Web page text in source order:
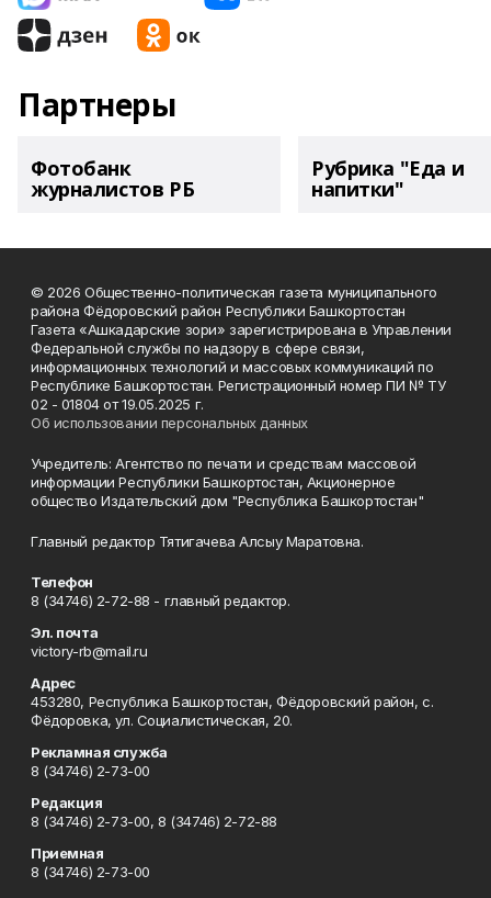
Партнеры
Фотобанк
журналистов РБ
Рубрика "Еда и
напитки"
© 2026 Общественно-политическая газета муниципального
района Фёдоровский район Республики Башкортостан
Газета «Ашкадарские зори» зарегистрирована в Управлении
Федеральной службы по надзору в сфере связи,
информационных технологий и массовых коммуникаций по
Республике Башкортостан. Регистрационный номер ПИ № ТУ
02 - 01804 от 19.05.2025 г.
Об использовании персональных данных
Учредитель: Агентство по печати и средствам массовой
информации Республики Башкортостан, Акционерное
общество Издательский дом "Республика Башкортостан"
Главный редактор Тятигачева Алсыу Маратовна.
Телефон
8 (34746) 2-72-88 - главный редактор.
Эл. почта
victory-rb@mail.ru
Адрес
453280, Республика Башкортостан, Фёдоровский район, с.
Фёдоровка, ул. Социалистическая, 20.
Рекламная служба
8 (34746) 2-73-00
Редакция
8 (34746) 2-73-00, 8 (34746) 2-72-88
Приемная
8 (34746) 2-73-00